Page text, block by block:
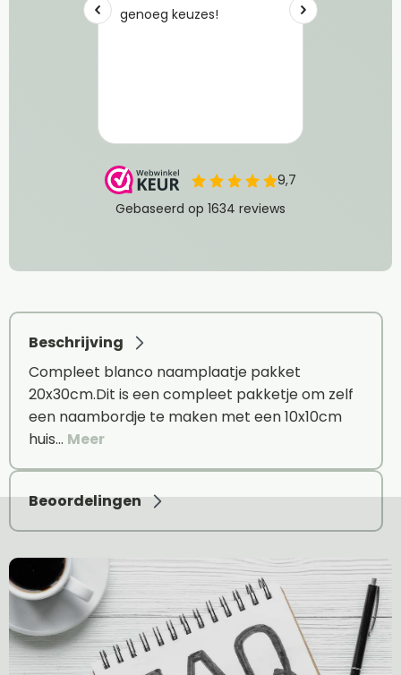
Beschrijving
Compleet blanco naamplaatje pakket
20x30cm.Dit is een compleet pakketje om zelf
een naambordje te maken met een 10x10cm
huis… Meer
Beoordelingen